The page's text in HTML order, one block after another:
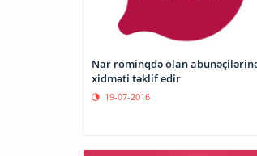
Nar rominqdə olan
xidməti təklif edir
19-07-2016